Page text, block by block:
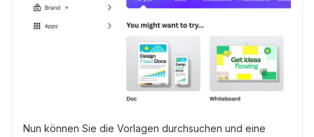
Nun können Sie die Vorlagen durchsuchen und eine